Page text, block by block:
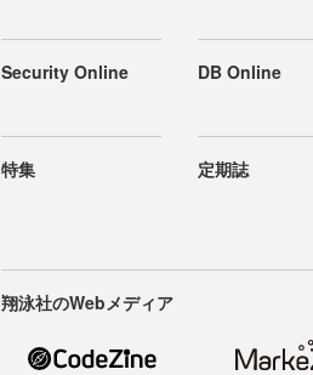
Security Online DB Online
特集 定期誌
翔泳社のWebメディア